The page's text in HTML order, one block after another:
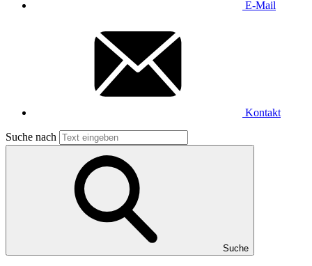
E-Mail
Kontakt
Suche nach
Suche